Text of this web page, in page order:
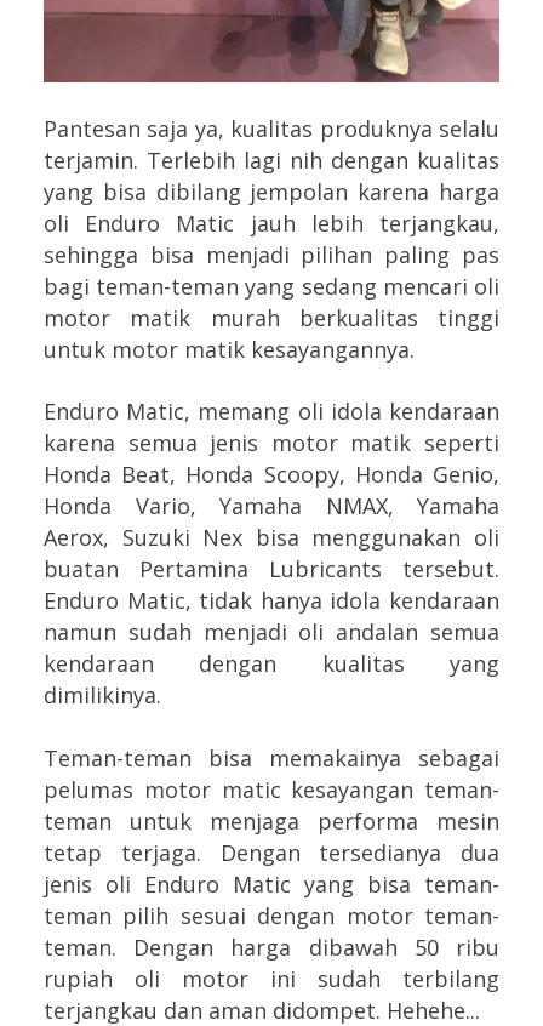
Pantesan saja ya, kualitas produknya selalu
terjamin. Terlebih lagi nih dengan kualitas
yang bisa dibilang jempolan karena harga
oli Enduro Matic jauh lebih terjangkau,
sehingga bisa menjadi pilihan paling pas
bagi teman-teman yang sedang mencari oli
motor matik murah berkualitas tinggi
untuk motor matik kesayangannya.
Enduro Matic, memang oli idola kendaraan
karena semua jenis motor matik seperti
Honda Beat, Honda Scoopy, Honda Genio,
Honda Vario, Yamaha NMAX, Yamaha
Aerox, Suzuki Nex bisa menggunakan oli
buatan Pertamina Lubricants tersebut.
Enduro Matic, tidak hanya idola kendaraan
namun sudah menjadi oli andalan semua
kendaraan dengan kualitas yang
dimilikinya.
Teman-teman bisa memakainya sebagai
pelumas motor matic kesayangan teman-
teman untuk menjaga performa mesin
tetap terjaga. Dengan tersedianya dua
jenis oli Enduro Matic yang bisa teman-
teman pilih sesuai dengan motor teman-
teman. Dengan harga dibawah 50 ribu
rupiah oli motor ini sudah terbilang
terjangkau dan aman didompet. Hehehe...